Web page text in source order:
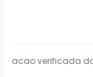
do Trustpilot